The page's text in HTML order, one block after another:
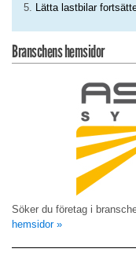
Lätta lastbilar
Branschens hemsidor
Söker du företag i
hemsidor »